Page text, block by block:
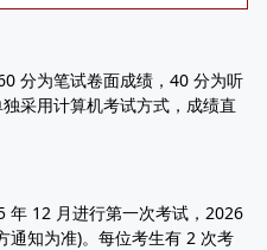
为笔试卷面成绩，40 分为听
采用计算机考试方式，成绩直
12 月进行第一次考试，2026
通知为准)。每位考生有 2 次考